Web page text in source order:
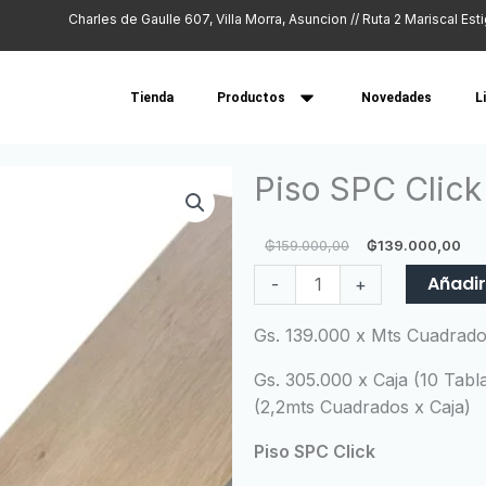
Charles de Gaulle 607, Villa Morra, Asuncion // Ruta 2 Mariscal
Tienda Productos Novedades
Piso SPC
₲159.000,00
El
precio
original
era:
₲139.000,00
es:
-
SPC
Click
001
cantidad
+
Gs. 139.000 x Mts Cuadrado
Gs. 305.000 x Caja (10
(2,2mts Cuadrados x Caja)
Piso SPC Click